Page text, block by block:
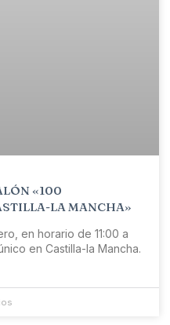
«100
LA MANCHA»
en horario de 11:00 a
en Castilla-la Mancha.